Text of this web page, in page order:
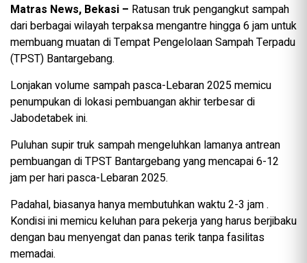
Matras News, Bekasi – Ratusan truk pengangkut sampah
dari berbagai wilayah terpaksa mengantre hingga 6 jam untuk
membuang muatan di Tempat Pengelolaan Sampah Terpadu
(TPST) Bantargebang.
Lonjakan volume sampah pasca-Lebaran 2025 memicu
penumpukan di lokasi pembuangan akhir terbesar di
Jabodetabek ini.
Puluhan supir truk sampah mengeluhkan lamanya antrean
pembuangan di TPST Bantargebang yang mencapai 6-12
jam per hari pasca-Lebaran 2025.
Padahal, biasanya hanya membutuhkan waktu 2-3 jam .
Kondisi ini memicu keluhan para pekerja yang harus berjibaku
dengan bau menyengat dan panas terik tanpa fasilitas
memadai.